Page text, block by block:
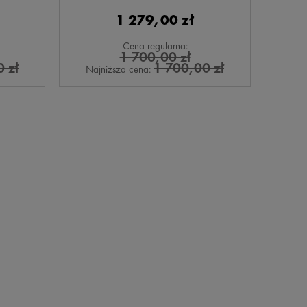
zł
1 279,00 zł
Cena regularna:
1 700,00 zł
Najniższa cena: 1 700,00 zł